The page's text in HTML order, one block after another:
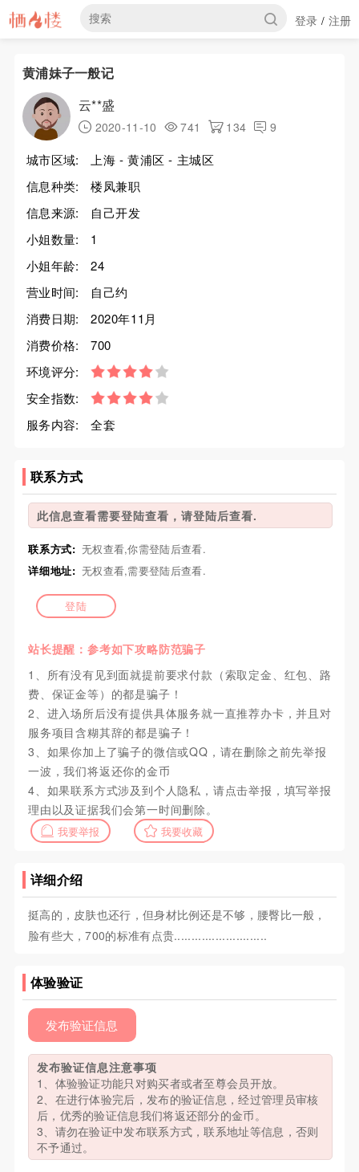
登录 / 注册
黄浦妹子一般记
云**盛
2020-11-10 741 134 9
城市区域:
上海 - 黄浦区 - 主城区
信息种类:
楼凤兼职
信息来源:
自己开发
小姐数量:
1
小姐年龄:
24
营业时间:
自己约
消费日期:
2020年11月
消费价格:
700
环境评分:
安全指数:
服务内容:
全套
联系方式
此信息查看需要登陆查看，请登陆后查看.
联系方式: 无权查看,你需登陆后查看.
详细地址: 无权查看,需要登陆后查看.
登陆
站长提醒：参考如下攻略防范骗子
1、所有没有见到面就提前要求付款（索取定金、红包、路
费、保证金等）的都是骗子！
2、进入场所后没有提供具体服务就一直推荐办卡，并且对
服务项目含糊其辞的都是骗子！
3、如果你加上了骗子的微信或QQ，请在删除之前先举报
一波，我们将返还你的金币
4、如果联系方式涉及到个人隐私，请点击举报，填写举报
理由以及证据我们会第一时间删除。
我要举报 我要收藏
详细介绍
挺高的，皮肤也还行，但身材比例还是不够，腰臀比一般，
脸有些大，700的标准有点贵...........................
体验验证
发布验证信息
发布验证信息注意事项
1、体验验证功能只对购买者或者至尊会员开放。
2、在进行体验完后，发布的验证信息，经过管理员审核
后，优秀的验证信息我们将返还部分的金币。
3、请勿在验证中发布联系方式，联系地址等信息，否则
不予通过。